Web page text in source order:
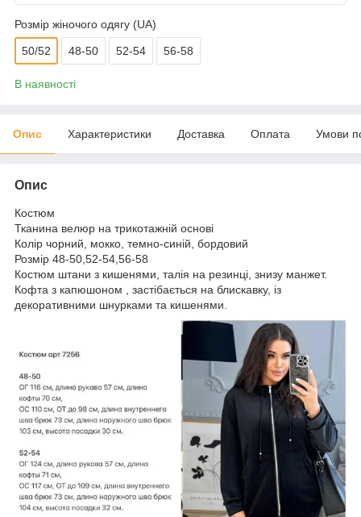
Розмір жіночого одягу (UA)
50/52 48-50 52-54 56-58
В наявності
Опис Характеристики Доставка Оплата Умови
Опис
Костюм
Тканина велюр на трикотажній основі
Колір чорний, мокко, темно-синій, бордовий
Розмір 48-50,52-54,56-58
Костюм штани з кишенями, талія на резинці, знизу манжет.
Кофта з капюшоном , застібається на блискавку, із
декоративними шнурками та кишенями.